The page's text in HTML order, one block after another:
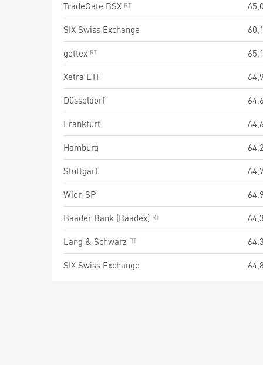
TradeGate BSX
SIX Swiss Exchange
gettex
Xetra ETF
Düsseldorf
Frankfurt
Hamburg
Stuttgart
Wien SP
Baader Bank (Baadex)
Lang & Schwarz
SIX Swiss Exchange